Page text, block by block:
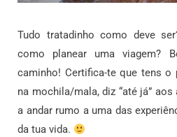
Tudo tratadinho como deve
como planear uma viagem?
caminho! Certifica-te que tens o
na mochila/mala, diz “até já”
a andar rumo a uma das
da tua vida.